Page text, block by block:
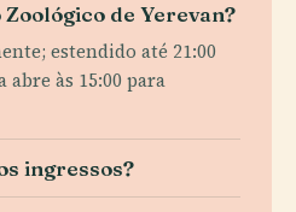
de Yerevan?
estendido até 21:00
às 15:00 para
ingressos?